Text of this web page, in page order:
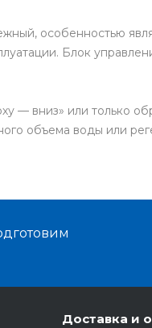
особенностью
Блок
— вниз» или только
объема воды или
Доставка и